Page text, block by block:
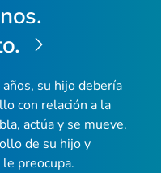
su hijo debería
con relación a la
actúa y se mueve.
de su hijo y
preocupa.